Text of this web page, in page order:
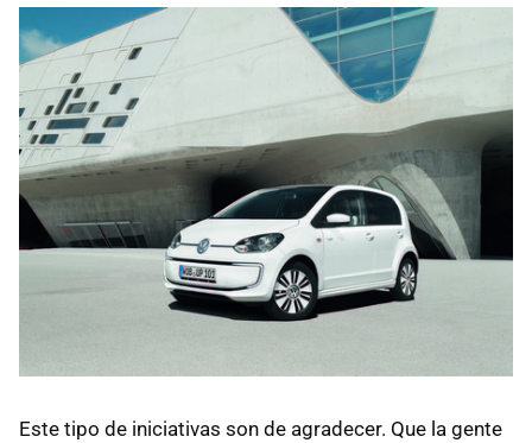
Este tipo de iniciativas son de agradecer. Que la gente